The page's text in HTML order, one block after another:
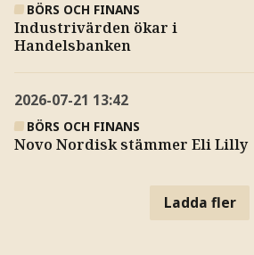
BÖRS OCH FINANS
Industrivärden ökar i
Handelsbanken
2026-07-21 13:42
BÖRS OCH FINANS
Novo Nordisk stämmer Eli Lilly
Ladda fler